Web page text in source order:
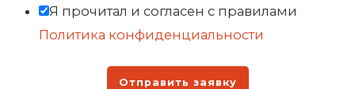
Я прочитал и согласен с правилами
Политика конфиденциальности
Отправить заявку